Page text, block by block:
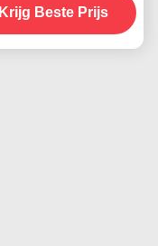
Vinyl Kleeffilm
Krijg Beste Prijs